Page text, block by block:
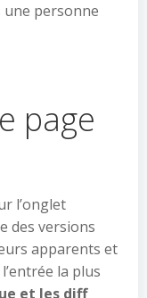
personne
page
l’onglet
des versions
apparents et
la plus
et les diff